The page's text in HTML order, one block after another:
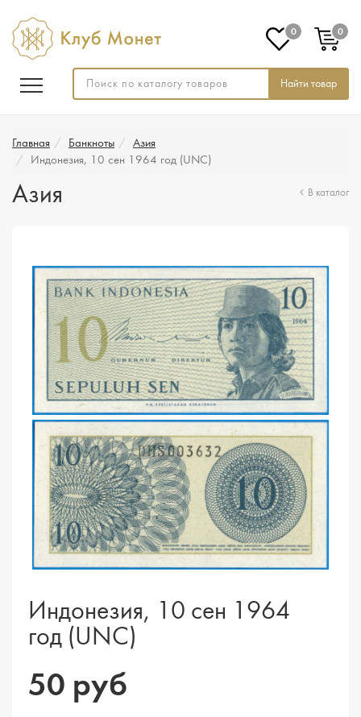
Найти товар
0 0
Главная Банкноты
Азия
Индонезия, 10 сен 1964 год (UNC)
Азия В каталог
Индонезия, 10 сен 1964
год (UNC)
50 руб